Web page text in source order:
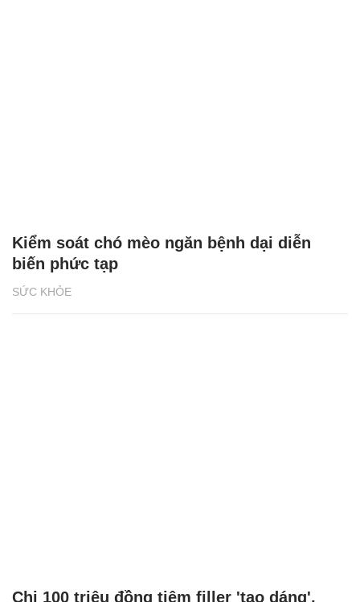
SỨC KHỎE
Kiểm soát chó mèo ngăn bệnh dại diễn
biến phức tạp
Chi 100 triệu đồng tiêm filler 'tạo dáng',